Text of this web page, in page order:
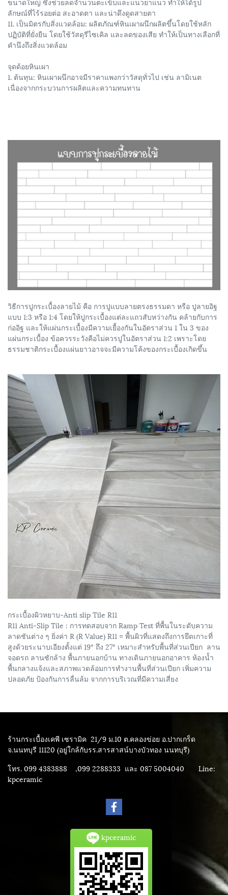
ลักษณ์ที่ไร้รอยต่อ สะอาดตา และน่าดึงดูดสายตา
11. เป็นมิตรกับสิ่งแวดล้อม: ผลิตภัณฑ์หินเผาผนึกผลิตขึ้นโดยใช้หลัก
ปฏิบัติที่ยั่งยืน โดยใช้วัสดุรีไซเคิล และลดของเสีย ทำให้เป็นทางเลือกที่
คำนึงถึงสิ่งแวดล้อม
จุดด้อยหินเผา
1. ต้นทุน: หินเผาผนึกอาจมีราคาแพงกว่าวัสดุทั่วไป เช่น ลามิเนต
เนื่องจากกระบวนการผลิตและความทนทาน
วิธีการปูกระเบื้องลายไม้ คือ การปูแบบลายตรงธรรมดา หรือ ปูลายอิฐ
แบบ 1:3 หรือ 1:4 โดยให้ปูกระเบื้องแต่ละแถวสับหว่างกัน คล้ายกับการ
ก่ออิฐ และให้แผ่นกระเบื้องมีความเยื้องกันในอัตราส่วน 1 ใน 3 ของ
แผ่นกระเบื้อง ข้อควรระวังคือไม่ควรปูในอัตราส่วน 1:2 เพราะโดย
ธรรมชาติกระเบื้องแผ่นยาวอาจจะมีความโค้งของกระเบื้องเกิดขึ้น
กระเบื้องผิวหยาบ-Anti slip Tile R11
R11 Anti-Slip Tile : การทดสอบจาก Ramp Test ที่พื้นในระดับความ
ลาดชันต่าง ๆ ยิ่งค่า R (R Value) R11 = พื้นผิวที่แสดงถึงการยึดเกาะที่
สูงด้วยระนาบเอียงตั้งแต่ 19° ถึง 27° เหมาะสำหรับพื้นที่ส่วนเปียก ลาน
จอดรถ ลานซักล้าง พื้นภายนอกบ้าน ทางเดินภายนอกอาคาร ห้องน้ำ
พื้นกลางแจ้งและสภาพแวดล้อมการทำงานพื้นที่ส่วนเปียก เพิ่มความ
ปลอดภัย ป้องกันการลื่นล้ม จากการบริเวณที่มีความเสี่ยง
ร้านกระเบื้องเคพี เซรามิค 21/9 ม.10 ต.คลองข่อย อ.ปากเกร็ด
จ.นนทบุรี 11120 (อยู่ใกล้กับรร.สารสาสน์บางบัวทอง นนทบุรี)
โทร. 099 4383888 ,099 2288333 และ 087 5004040 Line:
kpceramic
kpceramic